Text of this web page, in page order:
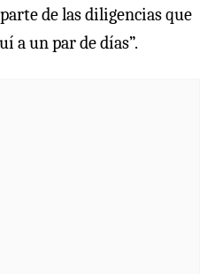
de las diligencias que
a un par de días”.